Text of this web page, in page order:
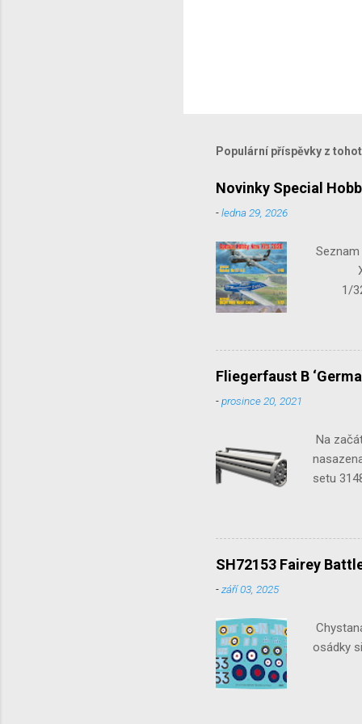
Populární příspěvky z
Novinky Special
-ledna 29, 2026
X-15-
1/32
Fliegerfaust B
-prosince 20, 2021
Na
setu
SH72153 Fairey
-září 03, 2025
osádky